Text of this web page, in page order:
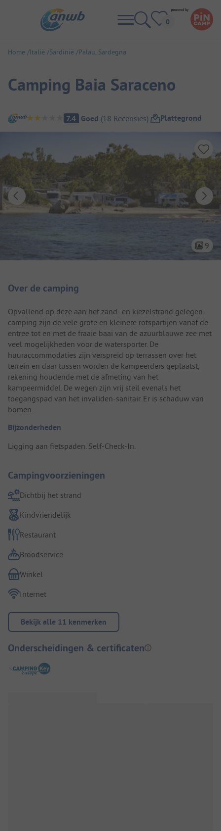
Home Italië Sardinië Palau, Sardegna
Camping Baia Saraceno
Camping overzicht
7.4 Goed (18 Recensies) Plattegrond
9
Over de camping
Opvallend op deze aan het zand- en kiezelstrand gelegen
camping zijn de vele grote en kleinere rotspartijen vanaf de
entree tot en met de fraaie baai van de azuurblauwe zee met
veel mogelijkheden voor de watersporter. De
huuraccommodaties zijn verspreid op terrassen over het
terrein en daar tussen worden de kampeerders geplaatst,
rekening houdende met de afmeting van het
kampeermiddel. De wegen zijn vrij steil evenals het
toegangspad van het invaliden-sanitair. Er is schaduw van
bomen.
Bijzonderheden
Ligging aan fietspaden. Self-Check-In.
Campingvoorzieningen
Dichtbij het strand
Kindvriendelijk
Restaurant
Broodservice
Winkel
Internet
Bekijk alle 11 kenmerken
Onderscheidingen & certificaten